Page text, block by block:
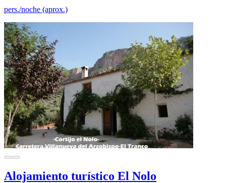
pers./noche (aprox.)
Alojamiento turístico El Nolo